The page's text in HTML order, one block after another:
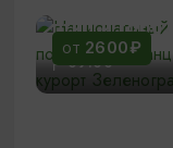
ОТ 2600₽
птиц и
09:00